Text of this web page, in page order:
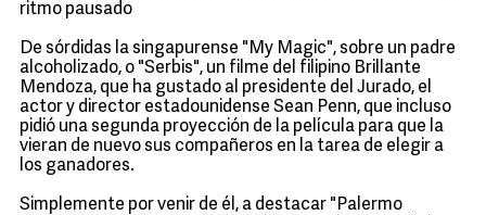
ritmo pausado
De sórdidas la singapurense "My Magic", sobre un padre
alcoholizado, o "Serbis", un filme del filipino Brillante
Mendoza, que ha gustado al presidente del Jurado, el
actor y director estadounidense Sean Penn, que incluso
pidió una segunda proyección de la película para que la
vieran de nuevo sus compañeros en la tarea de elegir a
los ganadores.
Simplemente por venir de él, a destacar "Palermo